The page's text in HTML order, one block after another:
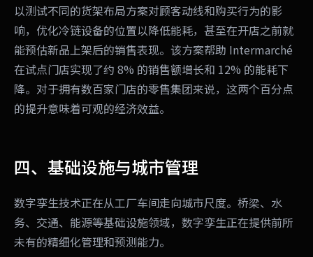
以测试不同的货架布局方案对顾客动线和购买行为的影
响，优化冷链设备的位置以降低能耗，甚至在开店之前就
能预估新品上架后的销售表现。该方案帮助 Intermarché
在试点门店实现了约 8% 的销售额增长和 12% 的能耗下
降。对于拥有数百家门店的零售集团来说，这两个百分点
的提升意味着可观的经济效益。
四、基础设施与城市管理
数字孪生技术正在从工厂车间走向城市尺度。桥梁、水
务、交通、能源等基础设施领域，数字孪生正在提供前所
未有的精细化管理和预测能力。